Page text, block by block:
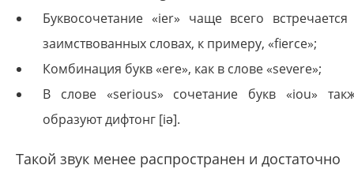
Буквосочетание «ier» чаще всего
заимствованных словах, к примеру, «fierce»;
Комбинация букв «ere», как в слове «severe»;
В слове «serious» сочетание букв «iou»
образуют дифтонг [iə].
Такой звук менее распространен и достаточно